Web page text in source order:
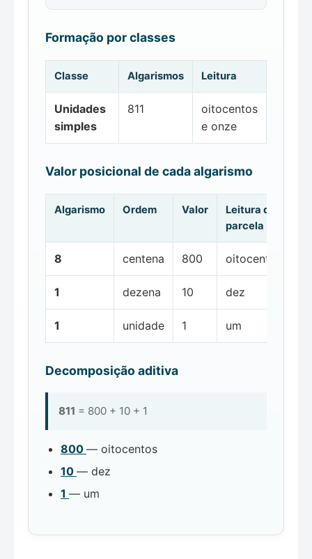
Formação por classes
Classe Algarismos Leitura
Unidades
simples
811
oitocentos
e onze
Valor posicional de cada algarismo
Algarismo Ordem Valor
Leitura da
parcela
8 centena 800 oitocentos
1 dezena 10 dez
1 unidade 1 um
Decomposição aditiva
811 = 800 + 10 + 1
800 — oitocentos
10 — dez
1 — um